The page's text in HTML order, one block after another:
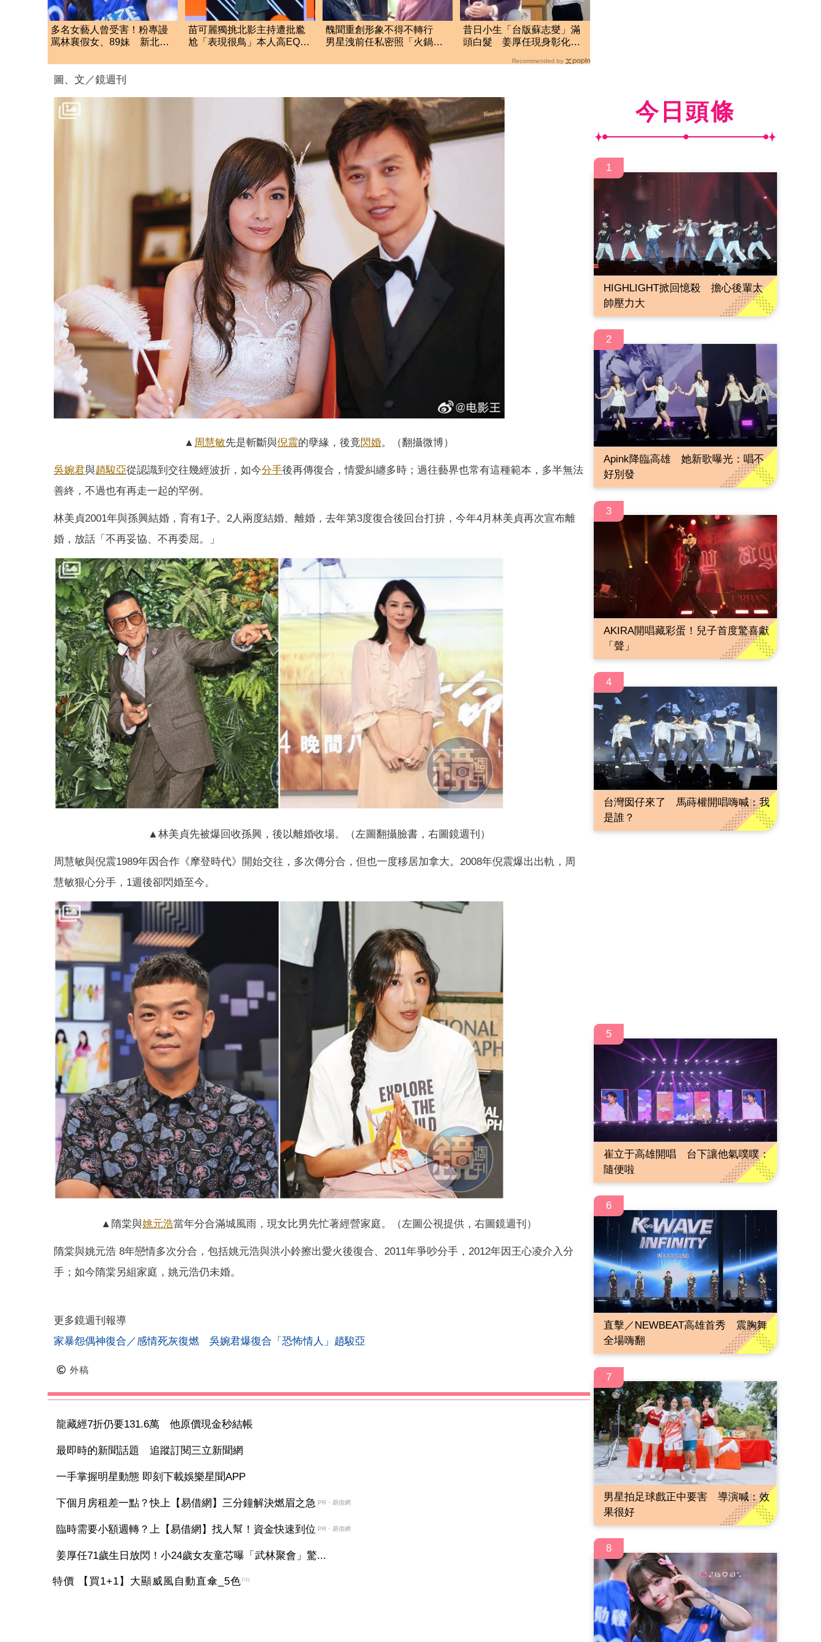
多名女藝人曾受害！粉專謾
罵林襄假女、89妹 新北男
苗可麗獨挑北影主持遭批尷
尬「表現很鳥」本人高EQ回
醜聞重創形象不得不轉行
男星洩前任私密照「火鍋店
昔日小生「台版蘇志燮」滿
頭白髮 姜厚任現身彰化地
Recommended by
圖、文／鏡週刊
▲ 周慧敏先是斬斷與倪震的孽緣，後竟閃婚。（翻攝微博）
吳婉君與趙駿亞從認識到交往幾經波折，如今分手後再傳復合，情愛糾纏多時；過往藝界也常有這種範本，多半無法
善終，不過也有再走一起的罕例。
林美貞2001年與孫興結婚，育有1子。2人兩度結婚、離婚，去年第3度復合後回台打拚，今年4月林美貞再次宣布離
婚，放話「不再妥協、不再委屈。」
▲林美貞先被爆回收孫興，後以離婚收場。（左圖翻攝臉書，右圖鏡週刊）
周慧敏與倪震1989年因合作《摩登時代》開始交往，多次傳分合，但也一度移居加拿大。2008年倪震爆出出軌，周
慧敏狠心分手，1週後卻閃婚至今。
▲隋棠與姚元浩當年分合滿城風雨，現女比男先忙著經營家庭。（左圖公視提供，右圖鏡週刊）
隋棠與姚元浩 8年戀情多次分合，包括姚元浩與洪小鈴擦出愛火後復合、2011年爭吵分手，2012年因王心凌介入分
手；如今隋棠另組家庭，姚元浩仍未婚。
更多鏡週刊報導
家暴怨偶神復合／感情死灰復燃 吳婉君爆復合「恐怖情人」趙駿亞
外稿
龍藏經7折仍要131.6萬 他原價現金秒結帳
最即時的新聞話題 追蹤訂閱三立新聞網
一手掌握明星動態 即刻下載娛樂星聞APP
下個月房租差一點？快上【易借網】三分鐘解決燃眉之急 PR・易借網
臨時需要小額週轉？上【易借網】找人幫！資金快速到位 PR・易借網
姜厚任71歲生日放閃！小24歲女友童芯曝「武林聚會」驚...
特價 【買1+1】大顯威風自動直傘_5色PR
今日頭條
1
HIGHLIGHT掀回憶殺 擔心後輩太
帥壓力大
2
Apink降臨高雄 她新歌曝光：唱不
好別發
3
AKIRA開唱藏彩蛋！兒子首度驚喜獻
「聲」
4
台灣囡仔來了 馬蒔權開唱嗨喊：我
是誰？
5
崔立于高雄開唱 台下讓他氣噗噗：
隨便啦
6
直擊／NEWBEAT高雄首秀 震胸舞
全場嗨翻
7
男星拍足球戲正中要害 導演喊：效
果很好
8